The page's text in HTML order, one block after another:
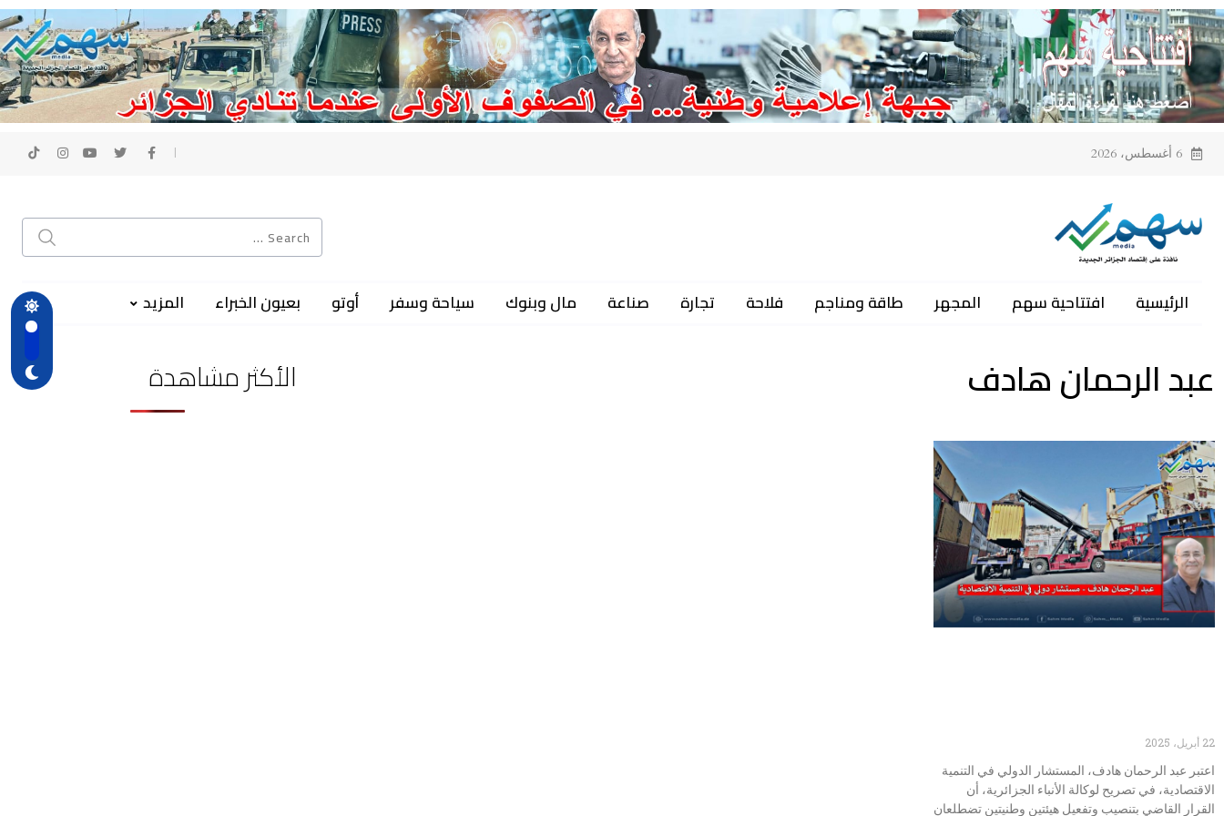
6 أغسطس، 2026
الرئيسية افتتاحية سهم المجهر طاقة ومناجم فلاحة تجارة صناعة مال وبنوك سياحة وسفر أوتو بعيون الخبراء المزيد
عبد الرحمان هادف
22 أبريل، 2025
اعتبر عبد الرحمان هادف، المستشار الدولي في التنمية
الاقتصادية، في تصريح لوكالة الأنباء الجزائرية، أن
القرار القاضي بتنصيب وتفعيل هيئتين وطنيتين تضطلعان
الأكثر مشاهدة